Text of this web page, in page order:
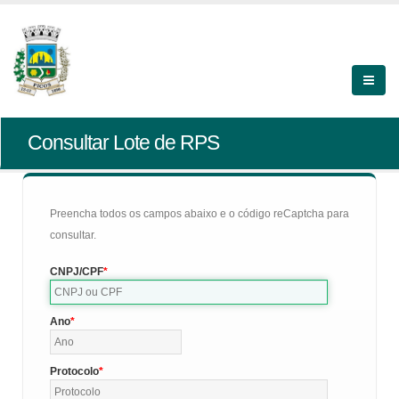
Consultar Lote de RPS
Preencha todos os campos abaixo e o código reCaptcha para
consultar.
CNPJ/CPF
Ano
Protocolo